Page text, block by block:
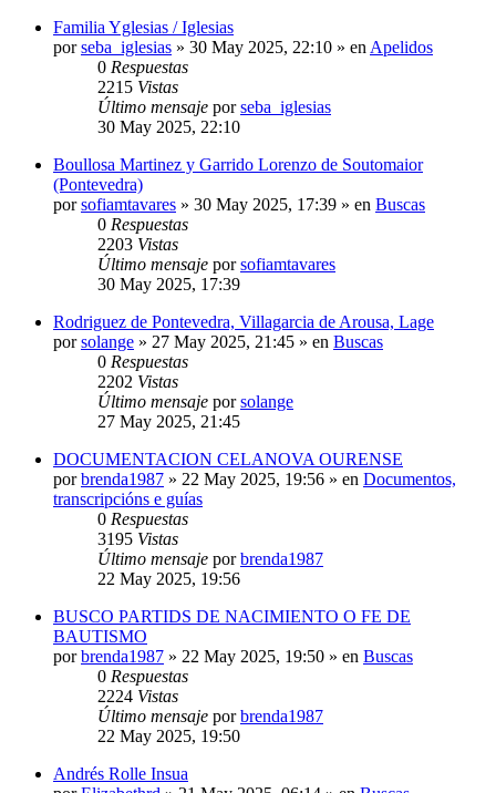
Familia Yglesias / Iglesias
porseba_iglesias » 30 May 2025, 22:10 » en Apelidos
0 Respuestas
2215 Vistas
Último mensaje porseba_iglesias
30 May 2025, 22:10
Boullosa Martinez y Garrido Lorenzo de Soutomaior
(Pontevedra)
porsofiamtavares » 30 May 2025, 17:39 » en Buscas
0 Respuestas
2203 Vistas
Último mensaje porsofiamtavares
30 May 2025, 17:39
Rodriguez de Pontevedra, Villagarcia de Arousa, Lage
porsolange » 27 May 2025, 21:45 » en Buscas
0 Respuestas
2202 Vistas
Último mensaje porsolange
27 May 2025, 21:45
DOCUMENTACION CELANOVA OURENSE
porbrenda1987 » 22 May 2025, 19:56 » en Documentos,
transcripcións e guías
0 Respuestas
3195 Vistas
Último mensaje porbrenda1987
22 May 2025, 19:56
BUSCO PARTIDS DE NACIMIENTO O FE DE
BAUTISMO
porbrenda1987 » 22 May 2025, 19:50 » en Buscas
0 Respuestas
2224 Vistas
Último mensaje porbrenda1987
22 May 2025, 19:50
Andrés Rolle Insua